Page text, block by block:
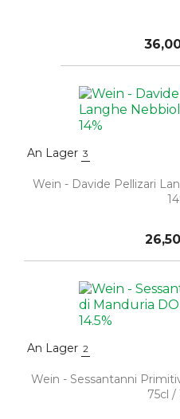
An Lager 3
Wein - Davide Pellizari
An Lager 2
Wein - Sessantanni
75cl /